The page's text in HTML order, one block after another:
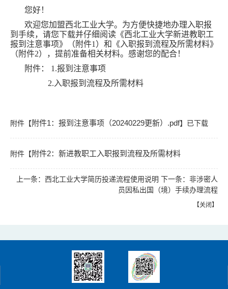
您好！
欢迎您加盟西北工业大学。为方便快捷地办理入职报
到手续，请您下载并仔细阅读《西北工业大学新进教职工
报到注意事项》（附件1）和《入职报到流程及所需材料》
（附件2），提前准备相关材料。感谢您的配合！
附件： 1.报到注意事项
2.入职报到流程及所需材料
附件【附件1：报到注意事项（20240229更新）.pdf】已下载
625次
附件【附件2：新进教职工入职报到流程及所需材料
（20240123更新）.pdf 】已下载 593次
上一条： 西北工业大学简历投递流程使用说明 下一条： 非涉密人
员因私出国（境）手续办理流程
【关闭】